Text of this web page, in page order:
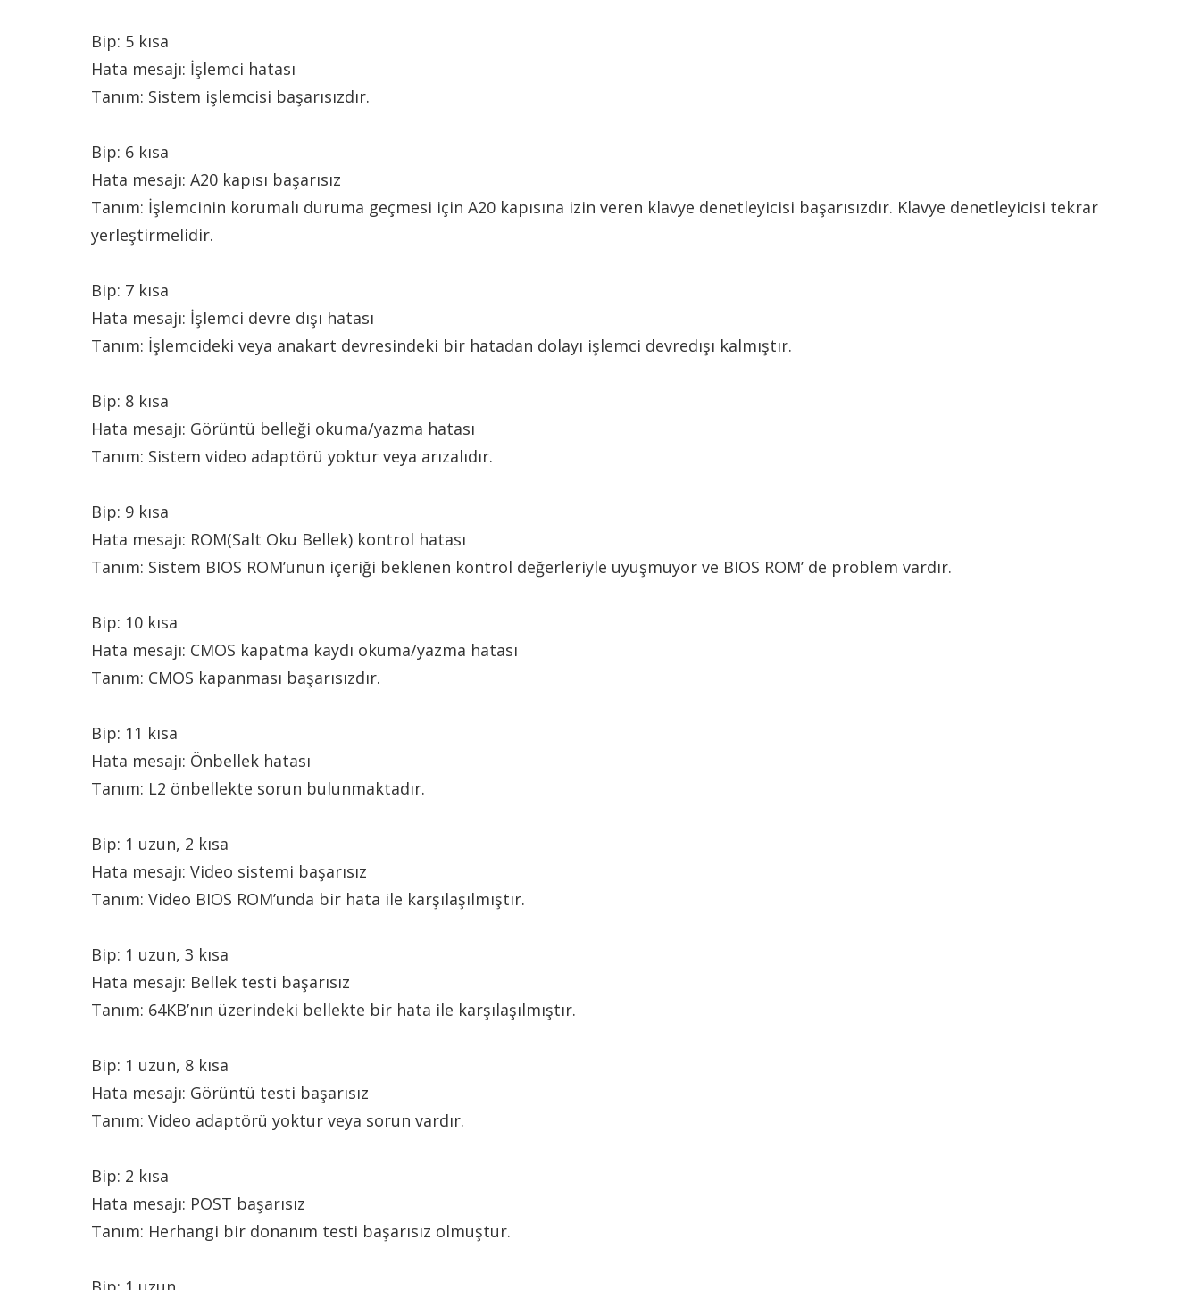
Bip: 5 kısa
Hata mesajı: İşlemci hatası
Tanım: Sistem işlemcisi başarısızdır.
Bip: 6 kısa
Hata mesajı: A20 kapısı başarısız
Tanım: İşlemcinin korumalı duruma geçmesi için A20 kapısına izin veren klavye denetleyicisi başarısızdır. Klavye denetleyicisi tekrar
yerleştirmelidir.
Bip: 7 kısa
Hata mesajı: İşlemci devre dışı hatası
Tanım: İşlemcideki veya anakart devresindeki bir hatadan dolayı işlemci devredışı kalmıştır.
Bip: 8 kısa
Hata mesajı: Görüntü belleği okuma/yazma hatası
Tanım: Sistem video adaptörü yoktur veya arızalıdır.
Bip: 9 kısa
Hata mesajı: ROM(Salt Oku Bellek) kontrol hatası
Tanım: Sistem BIOS ROM’unun içeriği beklenen kontrol değerleriyle uyuşmuyor ve BIOS ROM’ de problem vardır.
Bip: 10 kısa
Hata mesajı: CMOS kapatma kaydı okuma/yazma hatası
Tanım: CMOS kapanması başarısızdır.
Bip: 11 kısa
Hata mesajı: Önbellek hatası
Tanım: L2 önbellekte sorun bulunmaktadır.
Bip: 1 uzun, 2 kısa
Hata mesajı: Video sistemi başarısız
Tanım: Video BIOS ROM’unda bir hata ile karşılaşılmıştır.
Bip: 1 uzun, 3 kısa
Hata mesajı: Bellek testi başarısız
Tanım: 64KB’nın üzerindeki bellekte bir hata ile karşılaşılmıştır.
Bip: 1 uzun, 8 kısa
Hata mesajı: Görüntü testi başarısız
Tanım: Video adaptörü yoktur veya sorun vardır.
Bip: 2 kısa
Hata mesajı: POST başarısız
Tanım: Herhangi bir donanım testi başarısız olmuştur.